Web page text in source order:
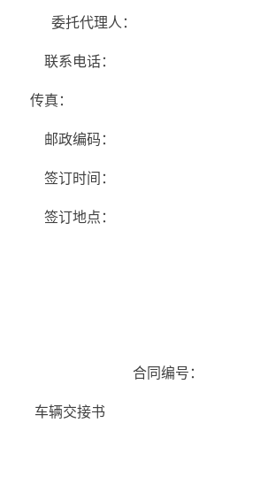
委托代理人：
联系电话：
传真：
邮政编码：
签订时间：
签订地点：
合同编号：
车辆交接书